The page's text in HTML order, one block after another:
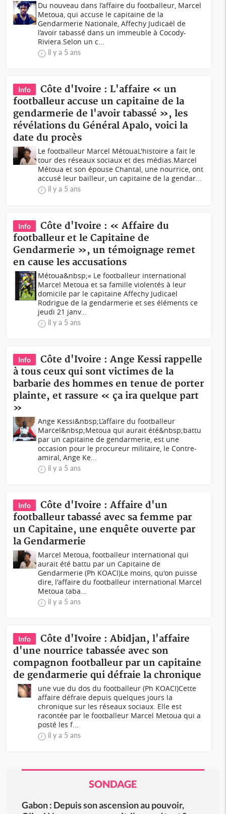
Du nouveau dans l’affaire du footballeur, Marcel
Metoua, qui accuse le capitaine de la
Gendarmerie Nationale, Affechy Judicaël de
l’avoir tabassé dans un immeuble à Cocody-
Riviera.Selon un c...
il y a 5 ans
Info
Côte d'Ivoire : L'affaire « un
footballeur accuse un capitaine de la
gendarmerie de l'avoir tabassé », les
révélations du Général Apalo, voici la
date du procès
Le footballeur Marcel MétouaL'histoire a fait le
tour des réseaux sociaux et des médias.Marcel
Métoua et son épouse Chantal, une nourrice, ont
accusé leur bailleur, un capitaine de la gendar...
il y a 5 ans
Info
Côte d'Ivoire : « Affaire du
footballeur et le Capitaine de
Gendarmerie », un témoignage remet
en cause les accusations
Métoua&nbsp;« Le footballeur international
Marcel Metoua et sa famille violentés à leur
domicile par le capitaine Affechy Judicael
Rodrigue de la gendarmerie et ses éléments ce
jeudi 21 janv...
il y a 5 ans
Info
Côte d'Ivoire : Ange Kessi rappelle
à tous ceux qui sont victimes de la
barbarie des hommes en tenue de porter
plainte, et rassure « ça ira quelque part
»
Ange Kessi&nbsp;L’affaire du footballeur
Marcel&nbsp;Metoua qui aurait été&nbsp;battu
par un capitaine de gendarmerie, est une
occasion pour le procureur militaire, le Contre-
amiral, Ange Ke...
il y a 5 ans
Info
Côte d'Ivoire : Affaire d'un
footballeur tabassé avec sa femme par
un Capitaine, une enquête ouverte par
la Gendarmerie
Marcel Metoua, footballeur international qui
aurait été battu par un Capitaine de
Gendarmerie (Ph KOACI)Le moins, qu'on puisse
dire, l'affaire du footballeur international Marcel
Metoua taba...
il y a 5 ans
Info
Côte d'Ivoire : Abidjan, l'affaire
d'une nourrice tabassée avec son
compagnon footballeur par un capitaine
de gendarmerie qui défraie la chronique
une vue du dos du footballeur (Ph KOACI)Cette
affaire défraie depuis quelques jours la
chronique sur les réseaux sociaux. Elle est
racontée par le footballeur Marcel Metoua qui a
posté les f...
il y a 5 ans
SONDAGE
Gabon : Depuis son ascension au pouvoir,